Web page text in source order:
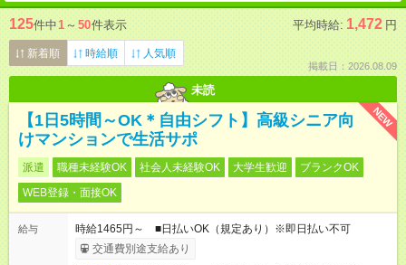
125件中1 ～ 50件表示 平均時給: 1,472 円
新着順 時給順 人気順
掲載日：2026.08.09
未読
NEW
【1日5時間～OK＊自由シフト】高級シニア向
けマンションで生活サポ
派遣 職種未経験OK 社会人未経験OK 大学生歓迎
ブランクOK
WEB登録・面接OK
給与
時給1465円～ ■日払いOK（規定あり）※即日払い不可
交通費別途支給あり